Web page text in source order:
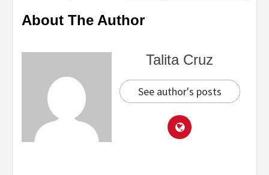
About The Author
Talita Cruz
See author's posts